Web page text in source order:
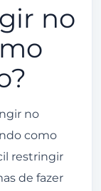
no
no
como
restringir
de fazer